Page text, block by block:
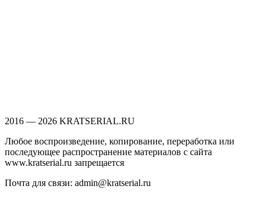
2016 — 2026 KRATSERIAL.RU
Любое воспроизведение, копирование, переработка или
последующее распространение материалов с сайта
www.kratserial.ru запрещается
Почта для связи: admin@kratserial.ru